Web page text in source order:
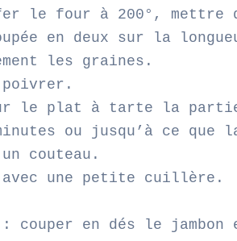
le four à 200°,
en deux sur la
les graines.
le plat à tarte la
ou jusqu’à ce
couteau.
avec une petite cuillère.
couper en dés le